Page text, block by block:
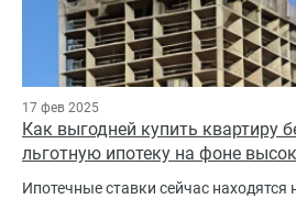
17 фев 2025
Как выгодней купить квартиру
льготную ипотеку на фоне
Ипотечные ставки сейчас